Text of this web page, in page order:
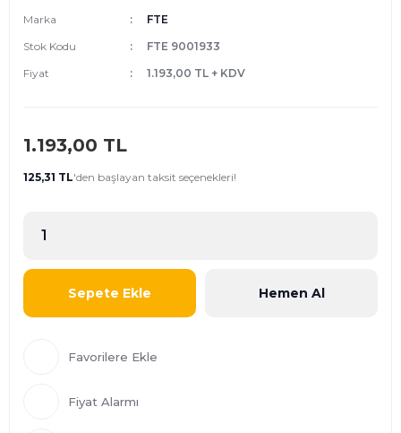
Marka
FTE
Stok Kodu
FTE 9001933
Fiyat
1.193,00 TL + KDV
1.193,00 TL
125,31 TL'den başlayan taksit seçenekleri!
Sepete Ekle Hemen Al
Fiyat Alarmı